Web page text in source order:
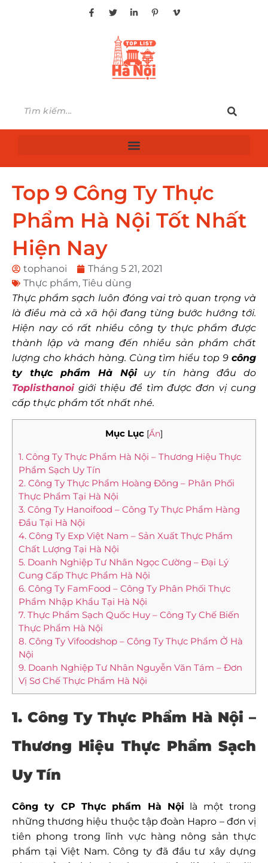
Top 9 Công Ty Thực
Phẩm Hà Nội Tốt Nhất
Hiện Nay
tophanoi
Tháng 5 21, 2021
Thực phẩm, Tiêu dùng
Thực phẩm sạch luôn đóng vai trò quan trọng và
là điều mà cả xã hội đang từng bước hướng tới.
Hiện nay có rất nhiều công ty thực phẩm được
thành lập và mang đến nhiều sản phẩm chất
lượng cho khách hàng. Cùng tìm hiểu top 9 công
ty thực phẩm Hà Nộiuy tín hàng đầu do
Toplisthanoigiới thiệu để tìm được đơn vị cung
cấp thực phẩm tốt nhất nhé.
Mục Lục [Ẩn]
1. Công Ty Thực Phẩm Hà Nội – Thương Hiệu Thực
Phẩm Sạch Uy Tín
2. Công Ty Thực Phẩm Hoàng Đông – Phân Phối
Thực Phẩm Tại Hà Nội
3. Công Ty Hanoifood – Công Ty Thực Phẩm Hàng
Đầu Tại Hà Nội
4. Công Ty Exp Việt Nam – Sản Xuất Thực Phẩm
Chất Lượng Tại Hà Nội
5. Doanh Nghiệp Tư Nhân Ngọc Cường – Đại Lý
Cung Cấp Thực Phẩm Hà Nội
6. Công Ty FamFood – Công Ty Phân Phối Thực
Phẩm Nhập Khẩu Tại Hà Nội
7. Thực Phẩm Sạch Quốc Huy – Công Ty Chế Biến
Thực Phẩm Hà Nội
8. Công Ty Vifoodshop – Công Ty Thực Phẩm Ở Hà
Nội
9. Doanh Nghiệp Tư Nhân Nguyễn Văn Tám – Đơn
Vị Sơ Chế Thực Phẩm Hà Nội
1. Công Ty Thực Phẩm Hà Nội –
Thương Hiệu Thực Phẩm Sạch
Uy Tín
Công ty CP Thực phẩm Hà Nội là một trong
những thương hiệu thuộc tập đoàn Hapro – đơn vị
tiên phong trong lĩnh vực hàng nông sản thực
phẩm tại Việt Nam. Công ty đã đầu tư xây dựng